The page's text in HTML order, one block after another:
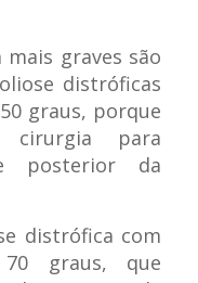
mais graves são
distróficas
graus, porque
cirurgia para
posterior da
distrófica com
graus, que